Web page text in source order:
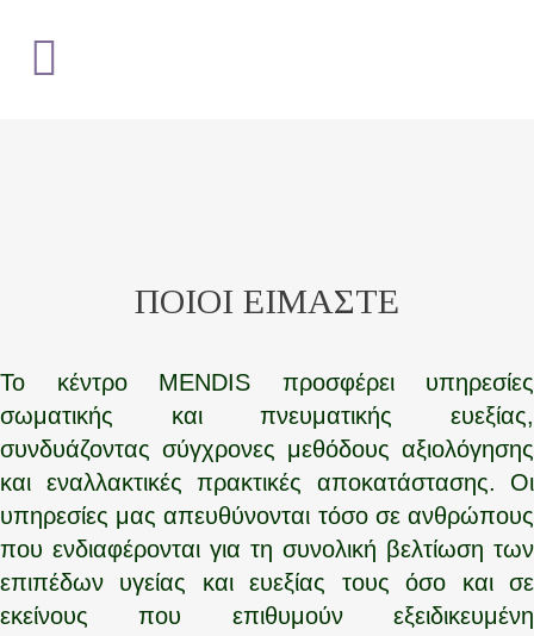
ΠΟΙΟΙ ΕΙΜΑΣΤΕ
Το κέντρο MENDIS προσφέρει υπηρεσίες
σωματικής και πνευματικής ευεξίας,
συνδυάζοντας σύγχρονες μεθόδους αξιολόγησης
και εναλλακτικές πρακτικές αποκατάστασης. Οι
υπηρεσίες μας απευθύνονται τόσο σε ανθρώπους
που ενδιαφέρονται για τη συνολική βελτίωση των
επιπέδων υγείας και ευεξίας τους όσο και σε
εκείνους που επιθυμούν εξειδικευμένη